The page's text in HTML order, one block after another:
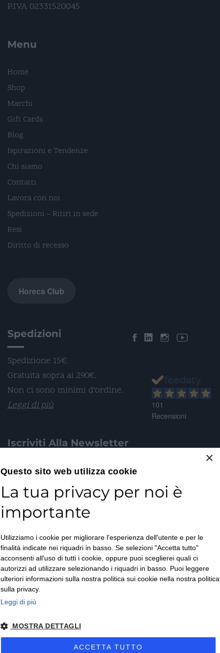
P.IVA 02331520045
Menu
Home
Shop
Marchi
Gift Cards
Blog
Ispirazioni e Tendenze
Chi siamo
Contatti
Lavora con noi
Spedizioni – Ritiri in sede
Resi
Diritto di recesso
Horeca Club
Spedizioni
Spedizione 15€.
Gratuita sopra ai 290€.
Non ci sono minimi d’ordine.
Leggi di più
Iscriviti Alla Newsletter
Email*
Privacy Policy*
ISCRIVITI
101
Recensioni
Copyright © 2026. All Rights Reserved.
– Condizioni di Vendita
×
Questo sito web utilizza cookie
La tua privacy per noi è
importante
Utilizziamo i cookie per migliorare l'esperienza dell'utente e per le
finalità indicate nei riquadri in basso. Se selezioni "Accetta tutto"
acconsenti all'uso di tutti i cookie, oppure puoi sceglierei quali ci
autorizzi ad utilizzare selezionando i riquadri in basso. Puoi leggere
ulteriori informazioni sulla nostra politica sui cookie nella nostra politica
sulla privacy.
Leggi di più
MOSTRA DETTAGLI
ACCETTA TUTTO